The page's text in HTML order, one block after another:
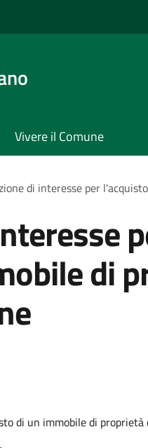
Vivere il Comune
di interesse per
di
di un immobile di